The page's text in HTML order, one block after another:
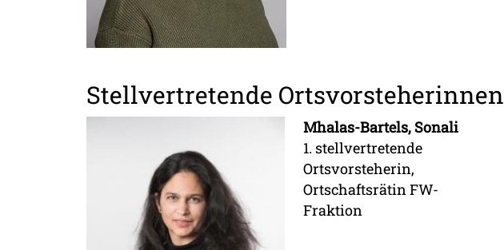
Stellvertretende Ortsvorsteherinnen
Mhalas-Bartels, Sonali
1. stellvertretende
Ortsvorsteherin,
Ortschaftsrätin FW-
Fraktion